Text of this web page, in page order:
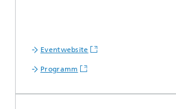
Eventwebsite
Programm